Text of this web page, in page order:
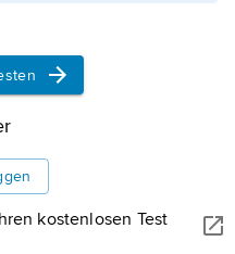
Artikel
kostenlosen Test